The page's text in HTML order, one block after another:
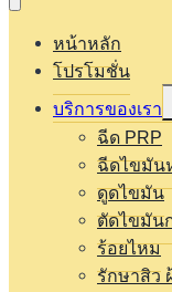
หน้าหลัก
โปรโมชั่น
บริการของเรา
ฉีด PRP
ฉีดไขมัน
ดูดไขมัน
ตัดไขมัน
ร้อยไหม
รักษาสิว